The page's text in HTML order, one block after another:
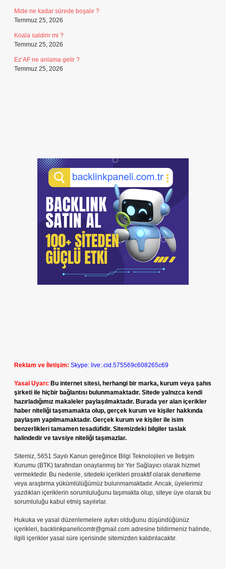
Mide ne kadar sürede boşalır ?
Temmuz 25, 2026
Koala saldirir mi ?
Temmuz 25, 2026
Ez’AF ne anlama gelir ?
Temmuz 25, 2026
Reklam ve İletişim: Skype: live:.cid.575569c608265c69
Yasal Uyarı: Bu internet sitesi, herhangi bir marka, kurum veya şahıs
şirketi ile hiçbir bağlantısı bulunmamaktadır. Sitede yalnızca kendi
hazırladığımız makaleler paylaşılmaktadır. Burada yer alan içerikler
haber niteliği taşımamakta olup, gerçek kurum ve kişiler hakkında
paylaşım yapılmamaktadır. Gerçek kurum ve kişiler ile isim
benzerlikleri tamamen tesadüfidir. Sitemizdeki bilgiler taslak
halindedir ve tavsiye niteliği taşımazlar.
Sitemiz, 5651 Sayılı Kanun gereğince Bilgi Teknolojileri ve İletişim
Kurumu (BTK) tarafından onaylanmış bir Yer Sağlayıcı olarak hizmet
vermektedir. Bu nedenle, sitedeki içerikleri proaktif olarak denetleme
veya araştırma yükümlülüğümüz bulunmamaktadır. Ancak, üyelerimiz
yazdıkları içeriklerin sorumluluğunu taşımakta olup, siteye üye olarak bu
sorumluluğu kabul etmiş sayılırlar.
Hukuka ve yasal düzenlemelere aykırı olduğunu düşündüğünüz
içerikleri, backlinkpanelicomtr@gmail.com adresine bildirmeniz halinde,
ilgili içerikler yasal süre içerisinde sitemizden kaldırılacaktır.